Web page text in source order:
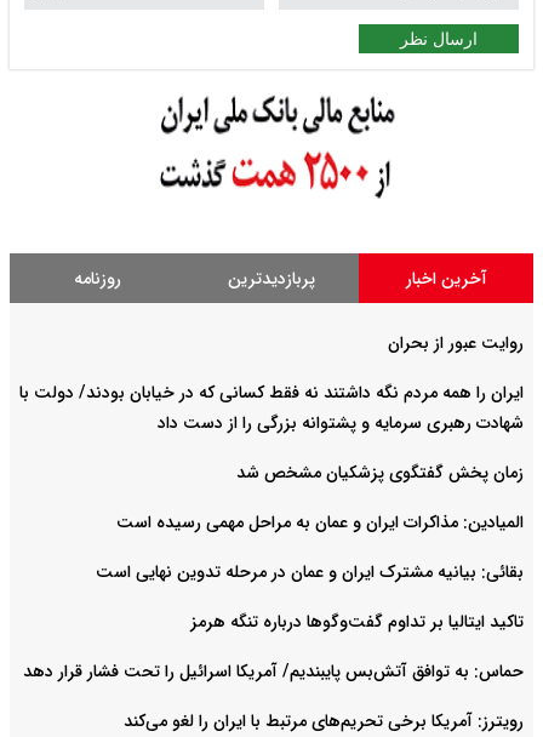
ارسال نظر
آخرین اخبار پربازدیدترین روزنامه
روایت عبور از بحران
ایران را همه مردم نگه داشتند نه فقط کسانی که در خیابان بودند/ دولت با
شهادت رهبری سرمایه و پشتوانه بزرگی را از دست داد
زمان پخش گفتگوی پزشکیان مشخص شد
المیادین: مذاکرات ایران و عمان به مراحل مهمی رسیده است
بقائی: بیانیه مشترک ایران و عمان در مرحله تدوین نهایی است
تاکید ایتالیا بر تداوم گفت‌وگوها درباره تنگه هرمز
حماس: به توافق آتش‌بس پایبندیم/ آمریکا اسرائیل را تحت فشار قرار دهد
رویترز: آمریکا برخی تحریم‌های مرتبط با ایران را لغو می‌کند